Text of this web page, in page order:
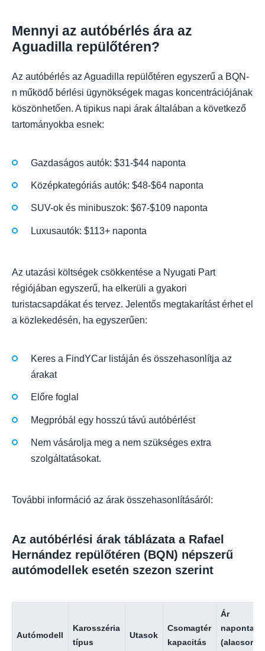
Mennyi az autóbérlés ára az
Aguadilla repülőtéren?
Az autóbérlés az Aguadilla repülőtéren egyszerű a BQN-
n működő bérlési ügynökségek magas koncentrációjának
köszönhetően. A tipikus napi árak általában a következő
tartományokba esnek:
Gazdaságos autók: $31-$44 naponta
Középkategóriás autók: $48-$64 naponta
SUV-ok és minibuszok: $67-$109 naponta
Luxusautók: $113+ naponta
Az utazási költségek csökkentése a Nyugati Part
régiójában egyszerű, ha elkerüli a gyakori
turistacsapdákat és tervez. Jelentős megtakarítást érhet el
a közlekedésén, ha egyszerűen:
Keres a FindYCar listáján és összehasonlítja az
árakat
Előre foglal
Megpróbál egy hosszú távú autóbérlést
Nem vásárolja meg a nem szükséges extra
szolgáltatásokat.
További információ az árak összehasonlításáról:
Az autóbérlési árak táblázata a Rafael
Hernández repülőtéren (BQN) népszerű
autómodellek esetén szezon szerint
Autómodell
Karosszéria
típus
Utasok
Csomagtér
kapacitás
Ár
naponta
(alacsony